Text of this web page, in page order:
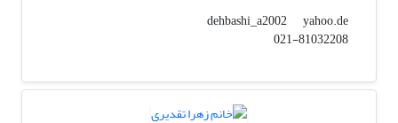
dehbashi_a2002
yahoo.de
021-81032208